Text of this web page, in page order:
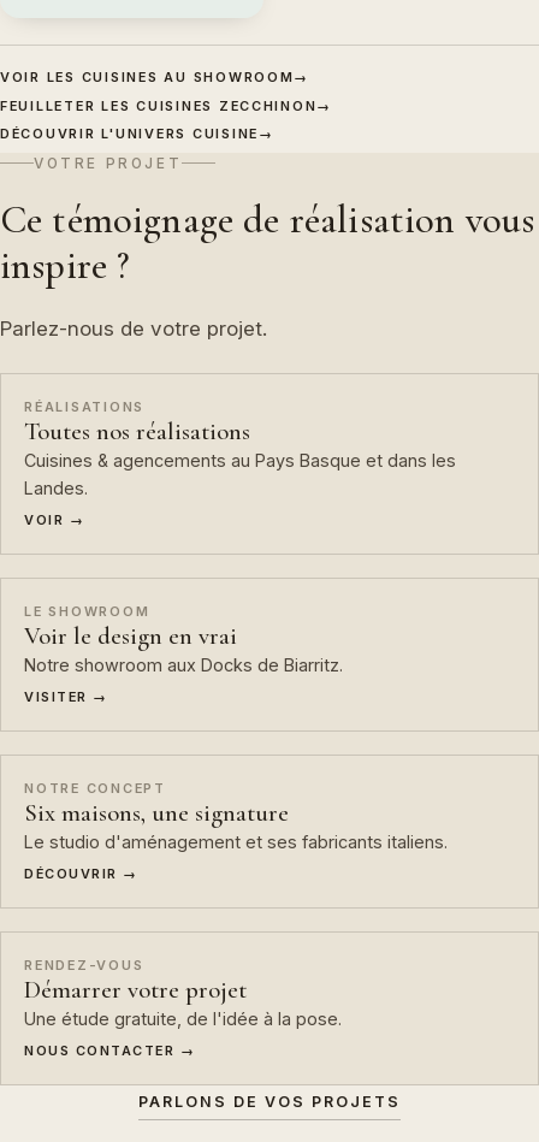
VOIR LES CUISINES AU SHOWROOM →
FEUILLETER LES CUISINES ZECCHINON →
DÉCOUVRIR L'UNIVERS CUISINE →
VOTRE PROJET
Ce témoignage de réalisation vous
inspire ?
Parlez-nous de votre projet.
RÉALISATIONS
Toutes nos réalisations
Cuisines & agencements au Pays Basque et dans les
Landes.
VOIR →
LE SHOWROOM
Voir le design en vrai
Notre showroom aux Docks de Biarritz.
VISITER →
NOTRE CONCEPT
Six maisons, une signature
Le studio d'aménagement et ses fabricants italiens.
DÉCOUVRIR →
RENDEZ-VOUS
Démarrer votre projet
Une étude gratuite, de l'idée à la pose.
NOUS CONTACTER →
PARLONS DE VOS PROJETS